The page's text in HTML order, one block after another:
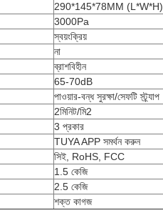
290*145*78MM (L*W*H)
3000Pa
স্বয়ংক্রিয়
না
ব্রাশবিহীন
65-70dB
পাওয়ার-বন্ধ সুরক্ষা/সেফটি স্ট্র্যাপ
2মিনিট/মি2
3 প্রকার
TUYA APP সমর্থন করুন
সিই, RoHS, FCC
1.5 কেজি
2.5 কেজি
শক্ত কাগজ